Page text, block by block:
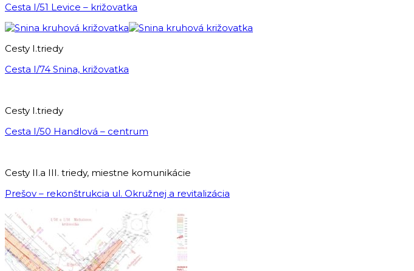
Cesta I/51 Levice – križovatka
Cesty I.triedy
Cesta I/74 Snina, križovatka
Cesty I.triedy
Cesta I/50 Handlová – centrum
Cesty II.a III. triedy, miestne komunikácie
Prešov – rekonštrukcia ul. Okružnej a revitalizácia